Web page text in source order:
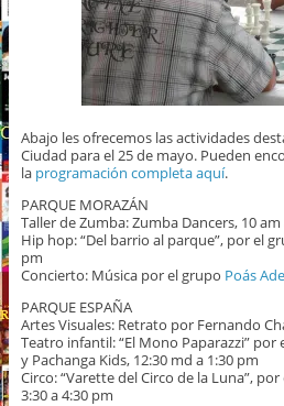
Abajo les ofrecemos las actividades
Ciudad para el 25 de mayo. Pueden
la programación completa aquí.
PARQUE MORAZÁN
Taller de Zumba: Zumba Dancers, 10 am
Hip hop: “Del barrio al parque”, por el
pm
Concierto: Música por el grupo Poás
PARQUE ESPAÑA
Artes Visuales: Retrato por Fernando
Teatro infantil: “El Mono Paparazzi”
y Pachanga Kids, 12:30 md a 1:30 pm
Circo: “Varette del Circo de la Luna”,
3:30 a 4:30 pm